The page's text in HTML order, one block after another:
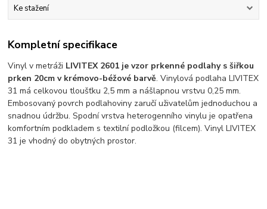
Ke stažení
Kompletní specifikace
Vinyl v metráži LIVITEX 2601 je vzor prkenné podlahy s šiřkou
prken 20cm v krémovo-béžové barvě. Vinylová podlaha LIVITEX
31 má celkovou tloušťku 2,5 mm a nášlapnou vrstvu 0,25 mm.
Embosovaný povrch podlahoviny zaručí uživatelům jednoduchou a
snadnou údržbu. Spodní vrstva heterogenního vinylu je opatřena
komfortním podkladem s textilní podložkou (filcem). Vinyl LIVITEX
31 je vhodný do obytných prostor.